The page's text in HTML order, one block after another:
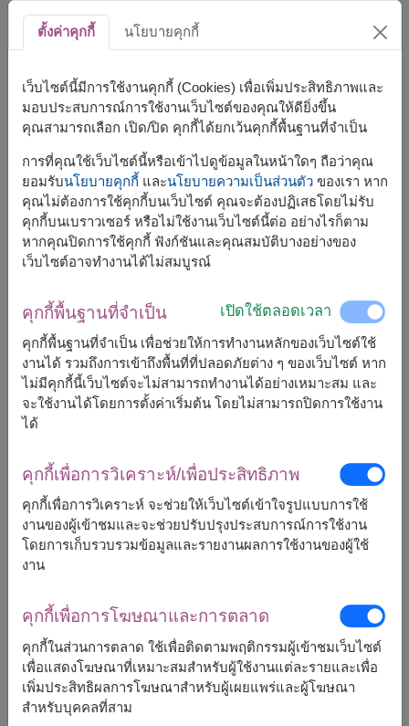
ช่อกุหลาบสีขาวผสมกุหลาบสเปรย์สีชมพูอ่อน จัดอย่างอ่อน
หวานและเรียบหรู พร้อมดอกยิปโซและดอกไม้แซม สื่อถึงความ
บริสุทธิ์ ความอ่อนโยน และความห่วงใย เหมาะสำหรับวันเกิด
โอกาส
สินค้าแบบที่ใกล้เคียงกัน ได้แก่FLV662,FLV620,FLV453
จัดส่งได้เร็วสุดวันนี้
แต่สามารถกำหนดวันได้
ราคาตามพื้นที่จัดส่ง
เริ่มต้นที่ ฿1,400
ฟรีจัดส่ง + ฟรีการ์ดเขียนข้อความ
หมายเหตุ:
การจัดและดอกไม้อาจจะแตกต่างจากที่เห็นในรูปบ้าง
เล็กน้อย ขึ้นอยู่กับฤดูกาลและพื้นที่จัดส่ง
ราคาเปลี่ยนแปลงตามพื้นที่จัดส่ง
กรุงเทพ
กาญจนบุรี
กาฬสินธุ์
กำแพงเพชร
ภูเก็ต
มหาสารคาม
มุกดาหาร
ตั้งค่าคุกกี้ นโยบายคุกกี้
เว็บไซต์นี้มีการใช้งานคุกกี้ (Cookies) เพื่อเพิ่มประสิทธิภาพและ
มอบประสบการณ์การใช้งานเว็บไซต์ของคุณให้ดียิ่งขึ้น
คุณสามารถเลือก เปิด/ปิด คุกกี้ได้ยกเว้นคุกกี้พื้นฐานที่จำเป็น
การที่คุณใช้เว็บไซต์นี้หรือเข้าไปดูข้อมูลในหน้าใดๆ ถือว่าคุณ
ยอมรับนโยบายคุกกี้ และนโยบายความเป็นส่วนตัวของเรา หาก
คุณไม่ต้องการใช้คุกกี้บนเว็บไซต์ คุณจะต้องปฏิเสธโดยไม่รับ
คุกกี้บนเบราวเซอร์ หรือไม่ใช้งานเว็บไซต์นี้ต่อ อย่างไรก็ตาม
หากคุณปิดการใช้คุกกี้ ฟังก์ชันและคุณสมบัติบางอย่างของ
เว็บไซต์อาจทำงานได้ไม่สมบูรณ์
คุกกี้พื้นฐานที่จำเป็น เปิดใช้ตลอดเวลา
คุกกี้พื้นฐานที่จำเป็น เพื่อช่วยให้การทำงานหลักของเว็บไซต์ใช้
งานได้ รวมถึงการเข้าถึงพื้นที่ที่ปลอดภัยต่าง ๆ ของเว็บไซต์ หาก
ไม่มีคุกกี้นี้เว็บไซต์จะไม่สามารถทำงานได้อย่างเหมาะสม และ
จะใช้งานได้โดยการตั้งค่าเริ่มต้น โดยไม่สามารถปิดการใช้งาน
ได้
คุกกี้เพื่อการวิเคราะห์/เพื่อประสิทธิภาพ
คุกกี้เพื่อการวิเคราะห์ จะช่วยให้เว็บไซต์เข้าใจรูปแบบการใช้
งานของผู้เข้าชมและจะช่วยปรับปรุงประสบการณ์การใช้งาน
โดยการเก็บรวบรวมข้อมูลและรายงานผลการใช้งานของผู้ใช้
งาน
คุกกี้เพื่อการโฆษณาและการตลาด
คุกกี้ในส่วนการตลาด ใช้เพื่อติดตามพฤติกรรมผู้เข้าชมเว็บไซต์
เพื่อแสดงโฆษณาที่เหมาะสมสำหรับผู้ใช้งานแต่ละรายและเพื่อ
เพิ่มประสิทธิผลการโฆษณาสำหรับผู้เผยแพร่และผู้โฆษณา
สำหรับบุคคลที่สาม